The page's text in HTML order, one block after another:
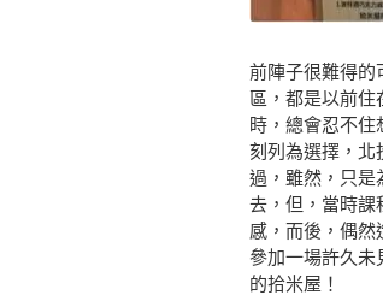
前陣子很難得的
區，都是以前
時，總會忍不
刻列為選擇，北
過，雖然，只是
去，但，當時課
感，而後，偶然
參加一場許久未
的拾米屋！